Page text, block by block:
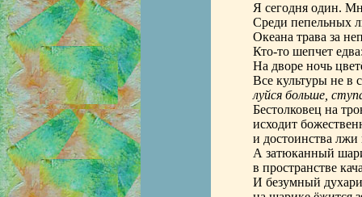
Я сегодня один.
Среди пепельных
Океана трава за
Кто-то шепчет
На дворе ночь
Все культуры не в
луйся больше,
Бестолковец на
исходит
и достоинства лжи
А затюканный
в пространстве
И безумный